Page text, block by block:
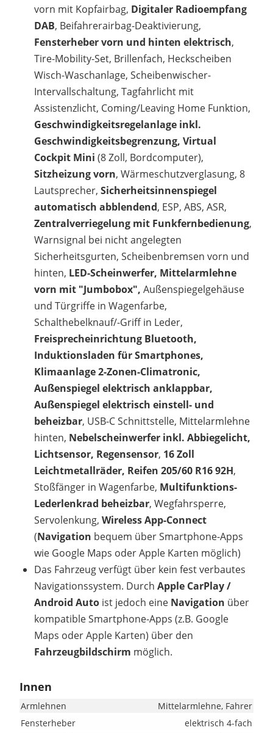
vorn mit Kopfairbag, Digitaler Radioempfang
DAB, Beifahrerairbag-Deaktivierung,
Fensterheber vorn und hinten elektrisch,
Tire-Mobility-Set, Brillenfach, Heckscheiben
Wisch-Waschanlage, Scheibenwischer-
Intervallschaltung, Tagfahrlicht mit
Assistenzlicht, Coming/Leaving Home Funktion,
Geschwindigkeitsregelanlage inkl.
Geschwindigkeitsbegrenzung, Virtual
Cockpit Mini (8 Zoll, Bordcomputer),
Sitzheizung vorn, Wärmeschutzverglasung, 8
Lautsprecher, Sicherheitsinnenspiegel
automatisch abblendend, ESP, ABS, ASR,
Zentralverriegelung mit Funkfernbedienung,
Warnsignal bei nicht angelegten
Sicherheitsgurten, Scheibenbremsen vorn und
hinten, LED-Scheinwerfer, Mittelarmlehne
vorn mit "Jumbobox", Außenspiegelgehäuse
und Türgriffe in Wagenfarbe,
Schalthebelknauf/-Griff in Leder,
Freisprecheinrichtung Bluetooth,
Induktionsladen für Smartphones,
Klimaanlage 2-Zonen-Climatronic,
Außenspiegel elektrisch anklappbar,
Außenspiegel elektrisch einstell- und
beheizbar, USB-C Schnittstelle, Mittelarmlehne
hinten, Nebelscheinwerfer inkl. Abbiegelicht,
Lichtsensor, Regensensor, 16 Zoll
Leichtmetallräder, Reifen 205/60 R16 92H,
Stoßfänger in Wagenfarbe, Multifunktions-
Lederlenkrad beheizbar, Wegfahrsperre,
Servolenkung, Wireless App-Connect
(Navigation bequem über Smartphone-Apps
wie Google Maps oder Apple Karten möglich)
Das Fahrzeug verfügt über kein fest verbautes
Navigationssystem. Durch Apple CarPlay /
Android Auto ist jedoch eine Navigation über
kompatible Smartphone-Apps (z.B. Google
Maps oder Apple Karten) über den
Fahrzeugbildschirm möglich.
Innen
Armlehnen
Mittelarmlehne, Fahrer
Fensterheber
elektrisch 4-fach